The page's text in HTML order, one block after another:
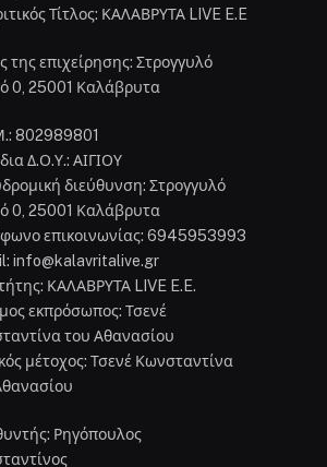
Τίτλος: ΚΑΛΑΒΡΥΤΑ LIVE E.E
της επιχείρησης: Στρογγυλό
0, 25001 Καλάβρυτα
802989801
Δ.Ο.Υ.: ΑΙΓΙΟΥ
διεύθυνση: Στρογγυλό
0, 25001 Καλάβρυτα
επικοινωνίας: 6945953993
info@kalavritalive.gr
ΚΑΛΑΒΡΥΤΑ LIVE E.E.
εκπρόσωπος: Τσενέ
του Αθανασίου
μέτοχος: Τσενέ Κωνσταντίνα
Ρηγόπουλος